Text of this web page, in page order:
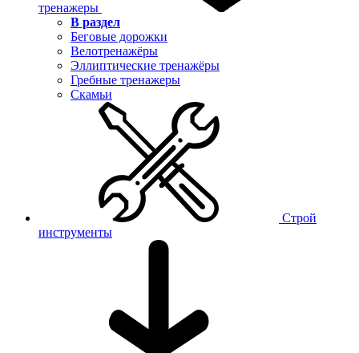
тренажеры
В раздел
Беговые дорожки
Велотренажёры
Эллиптические тренажёры
Гребные тренажеры
Скамьи
Строй
инструменты